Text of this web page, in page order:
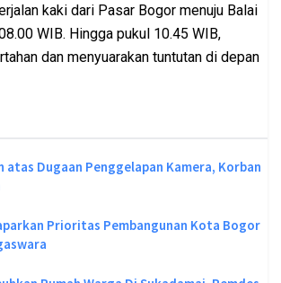
kaki dari Pasar Bogor menuju Balai
WIB. Hingga pukul 10.45 WIB,
dan menyuarakan tuntutan di depan
atas Dugaan Penggelapan Kamera, Korban
Prioritas Pembangunan Kota Bogor